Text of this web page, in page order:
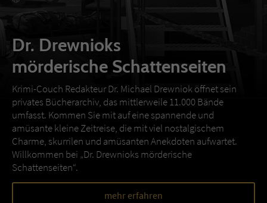
Dr. Drewnioks
mörderische Schattenseiten
Krimi-Couch Redakteur Dr. Michael Drewniok öffnet sein
privates Bücherarchiv, das mittlerweile 11.000 Bände
umfasst. Kommen Sie mit auf eine spannende und
amüsante kleine Zeitreise, die mit viel nostalgischem
Charme, skurrilen und amüsanten Anekdoten aufwartet.
Willkommen bei „Dr. Drewnioks mörderische
Schattenseiten“.
mehr erfahren